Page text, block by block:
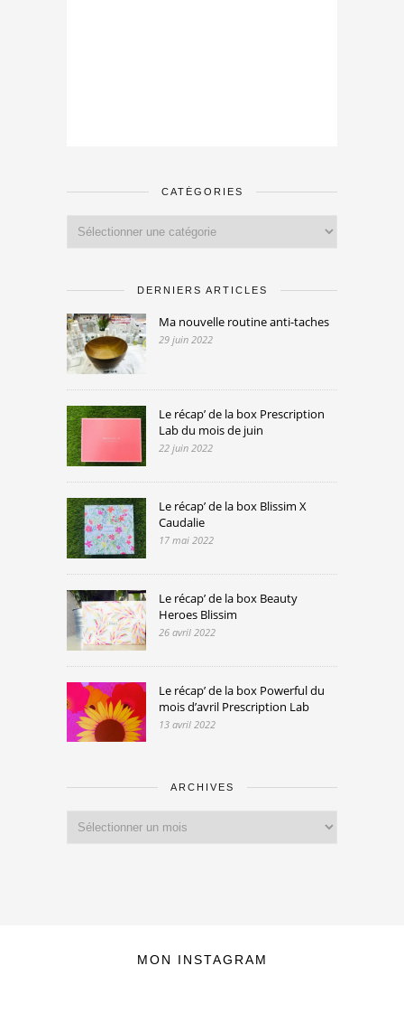
CATÉGORIES
DERNIERS ARTICLES
Ma nouvelle routine anti-taches
29 juin 2022
Le récap’ de la box Prescription
Lab du mois de juin
22 juin 2022
Le récap’ de la box Blissim X
Caudalie
17 mai 2022
Le récap’ de la box Beauty
Heroes Blissim
26 avril 2022
Le récap’ de la box Powerful du
mois d’avril Prescription Lab
13 avril 2022
ARCHIVES
MON INSTAGRAM